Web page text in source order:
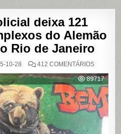
deixa 121
do Alemão
Rio de Janeiro
10-28 412 COMENTÁRIOSEM
POLICIAL
DEIXA
121
MORTOS
NOS
DO
ALEMÃO
89717